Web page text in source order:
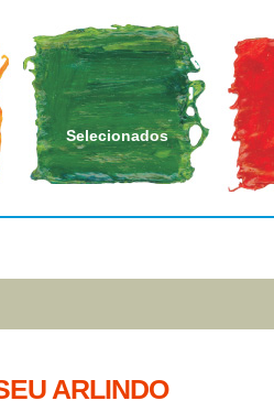
Selecionados
ARLINDO